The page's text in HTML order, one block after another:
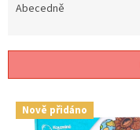
r
Abecedně
V Nově přidáno